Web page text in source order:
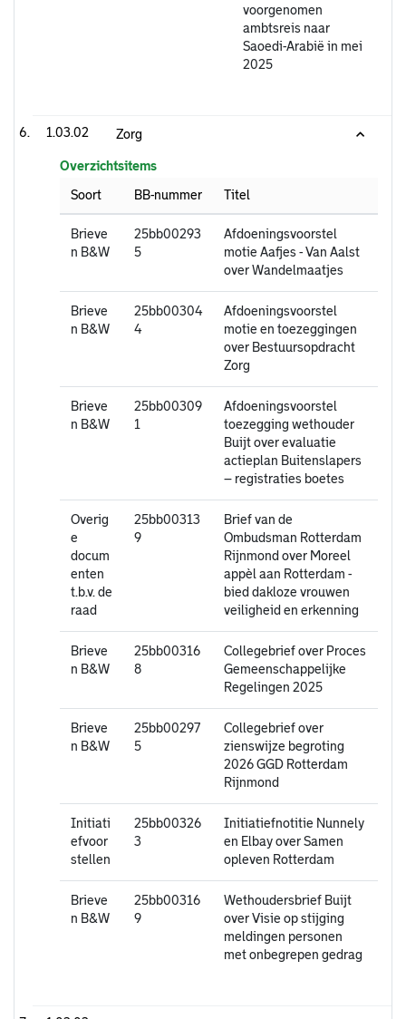
voorgenomen
ambtsreis naar
Saoedi-Arabië in mei
2025
1.03.02 Zorg
Overzichtsitems
Soort
BB-nummer Titel
Brieve
n B&W
25bb00293
5
Afdoeningsvoorstel
motie Aafjes - Van Aalst
over Wandelmaatjes
Brieve
n B&W
25bb00304
4
Afdoeningsvoorstel
motie en toezeggingen
over Bestuursopdracht
Zorg
Brieve
n B&W
25bb00309
1
Afdoeningsvoorstel
toezegging wethouder
Buijt over evaluatie
actieplan Buitenslapers
– registraties boetes
Overig
e
docum
enten
t.b.v. de
raad
25bb00313
9
Brief van de
Ombudsman Rotterdam
Rijnmond over Moreel
appèl aan Rotterdam -
bied dakloze vrouwen
veiligheid en erkenning
Brieve
n B&W
25bb00316
8
Collegebrief over Proces
Gemeenschappelijke
Regelingen 2025
Brieve
n B&W
25bb00297
5
Collegebrief over
zienswijze begroting
2026 GGD Rotterdam
Rijnmond
Initiati
efvoor
stellen
25bb00326
3
Initiatiefnotitie Nunnely
en Elbay over Samen
opleven Rotterdam
Brieve
n B&W
25bb00316
9
Wethoudersbrief Buijt
over Visie op stijging
meldingen personen
met onbegrepen gedrag